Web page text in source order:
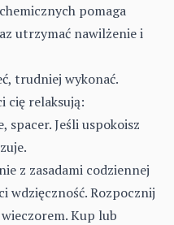
pomaga
utrzymać nawilżenie i
trudniej wykonać.
cię relaksują:
spacer. Jeśli uspokoisz
z zasadami codziennej
wdzięczność. Rozpocznij
Kup lub